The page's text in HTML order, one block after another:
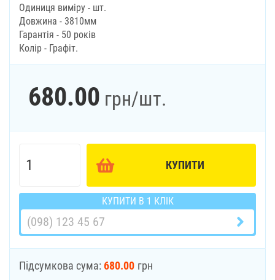
Одиниця виміру - шт.
Довжина - 3810мм
Гарантія - 50 років
Колір - Графіт.
680.00 грн/шт.
КУПИТИ
КУПИТИ В 1 КЛІК
Підсумкова сума: 680.00 грн